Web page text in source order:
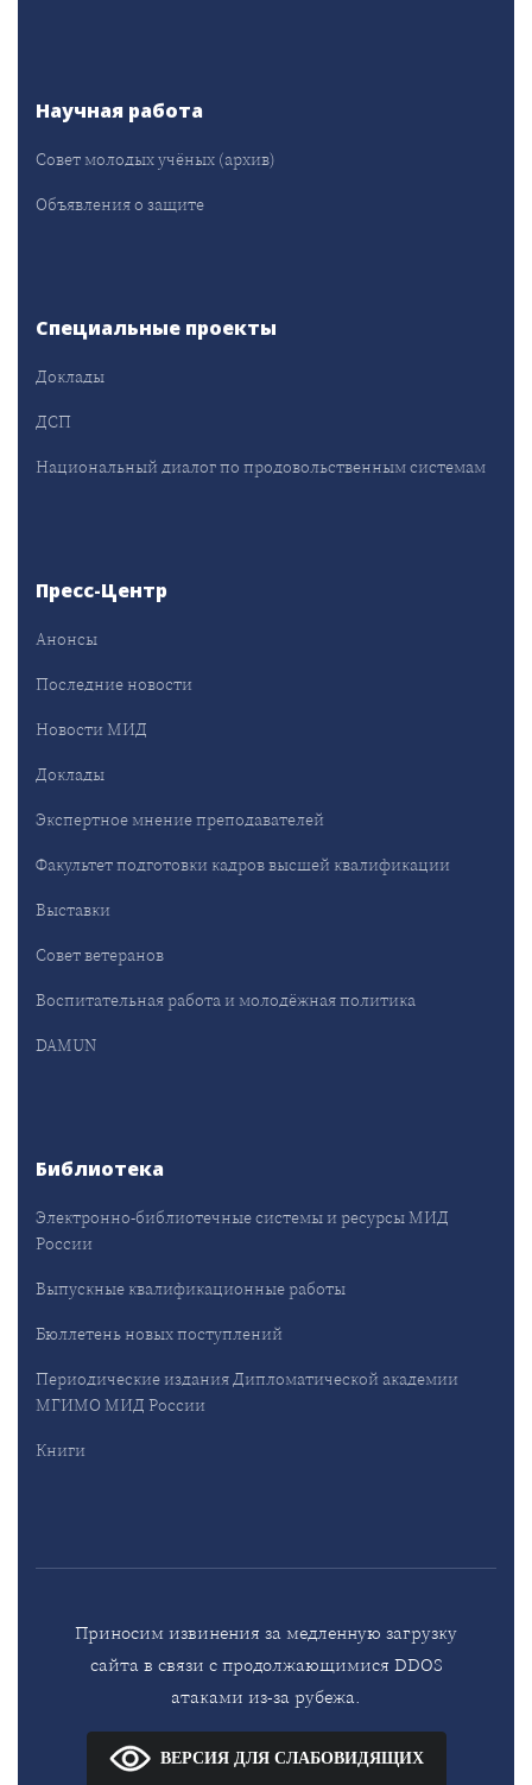
Научная работа
Совет молодых учёных (архив)
Объявления о защите
Специальные проекты
Доклады
ДСП
Национальный диалог по продовольственным системам
Пресс-Центр
Анонсы
Последние новости
Новости МИД
Доклады
Экспертное мнение преподавателей
Факультет подготовки кадров высшей квалификации
Выставки
Совет ветеранов
Воспитательная работа и молодёжная политика
DAMUN
Библиотека
Электронно-библиотечные системы и ресурсы МИД
России
Выпускные квалификационные работы
Бюллетень новых поступлений
Периодические издания Дипломатической академии
МГИМО МИД России
Книги
Приносим извинения за медленную загрузку
сайта в связи с продолжающимися DDOS
атаками из-за рубежа.
ВЕРСИЯ ДЛЯ СЛАБОВИДЯЩИХ